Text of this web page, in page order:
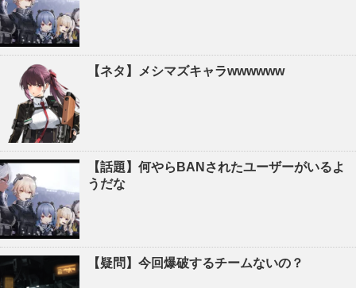
【ネタ】メシマズキャラwwwwww
【話題】何やらBANされたユーザーがいるよ
うだな
【疑問】今回爆破するチームないの？